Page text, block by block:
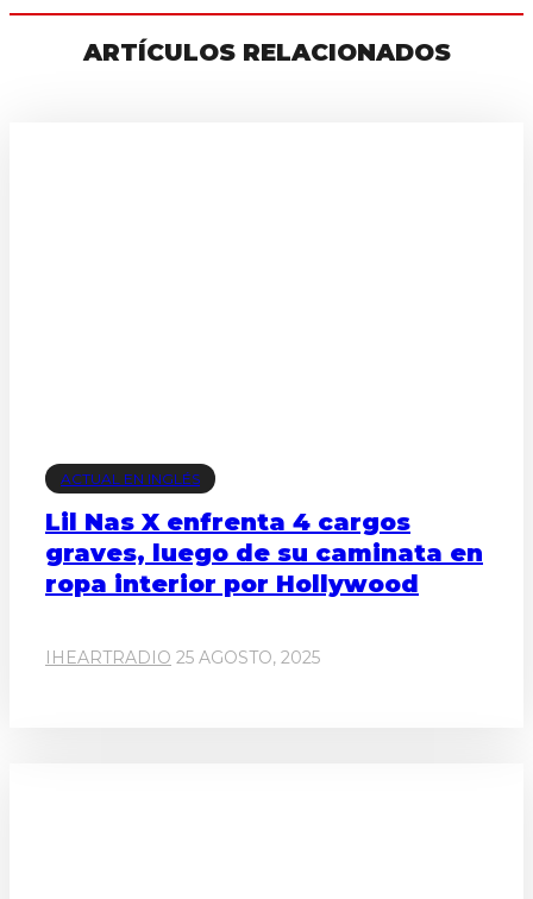
ARTÍCULOS RELACIONADOS
ACTUAL EN INGLÉS
Lil Nas X enfrenta 4 cargos
graves, luego de su caminata en
ropa interior por Hollywood
IHEARTRADIO 25 AGOSTO, 2025